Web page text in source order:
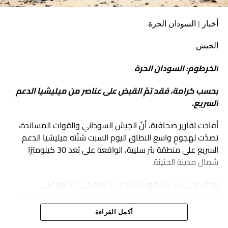
والمهتمين تطوير أدواتهم المعرفية والتحليلية، وفتح مساحات
المنطقة والقارة الأفريقية.
أخبار | السودان الحرة
الجيش
الخرطوم: السودان الحرة
بحسب كرامة، فقد تمّ القبض على عناصر من ميليشيا الدعم
السريع.
أفادت تقارير صحافية، أنّ الجيش السوداني والقوات المساندة،
تصدّت لهجومٍ واسع النطاق اليوم السبت شنّته ميليشيا الدعم
السريع على منطقة بئر سليبة، الواقعة على بُعد 30 كيلومترًا
شمال مدينة الجنينة.
خسائر فادحة في الأرواح والمعدات العسكرية، وألقت القبض على
عدد من عناصر الدعم السريع وحققت تقدمًا جديدًا على المحور
أكمل القراءة